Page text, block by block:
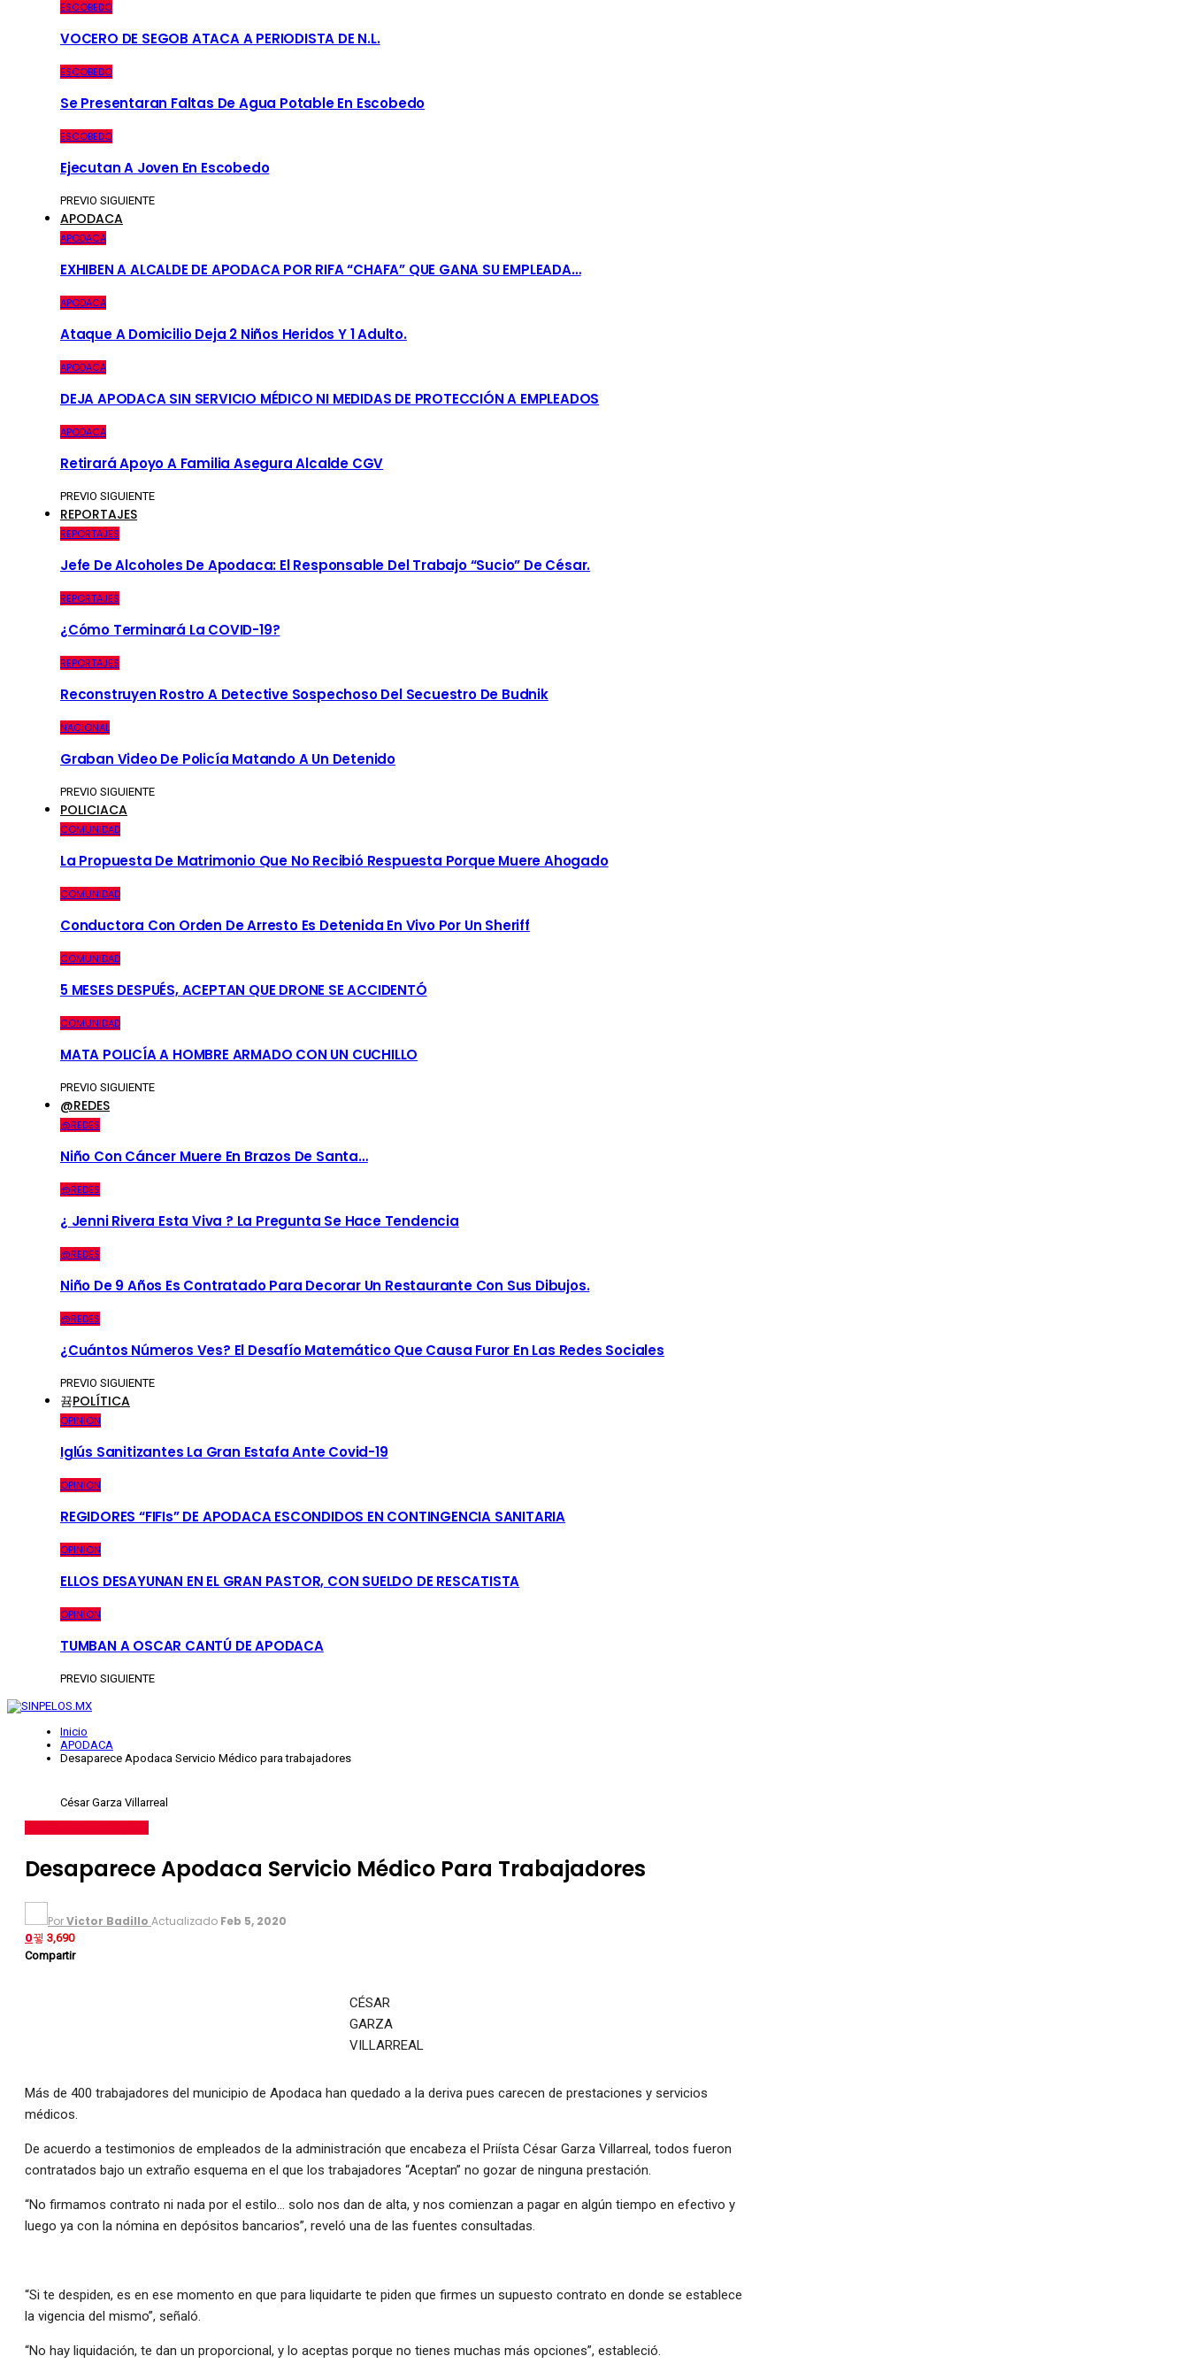
ESCOBEDO
VOCERO DE SEGOB ATACA A PERIODISTA DE N.L.
ESCOBEDO
Se Presentaran Faltas De Agua Potable En Escobedo
ESCOBEDO
Ejecutan A Joven En Escobedo
PREVIO SIGUIENTE
APODACA
APODACA
EXHIBEN A ALCALDE DE APODACA POR RIFA “CHAFA” QUE GANA SU EMPLEADA…
APODACA
Ataque A Domicilio Deja 2 Niños Heridos Y 1 Adulto.
APODACA
DEJA APODACA SIN SERVICIO MÉDICO NI MEDIDAS DE PROTECCIÓN A EMPLEADOS
APODACA
Retirará Apoyo A Familia Asegura Alcalde CGV
PREVIO SIGUIENTE
REPORTAJES
REPORTAJES
Jefe De Alcoholes De Apodaca: El Responsable Del Trabajo “sucio” De César.
REPORTAJES
¿Cómo Terminará La COVID-19?
REPORTAJES
Reconstruyen Rostro A Detective Sospechoso Del Secuestro De Budnik
NACIONAL
Graban Video De Policía Matando A Un Detenido
PREVIO SIGUIENTE
POLICIACA
COMUNIDAD
La Propuesta De Matrimonio Que No Recibió Respuesta Porque Muere Ahogado
COMUNIDAD
Conductora Con Orden De Arresto Es Detenida En Vivo Por Un Sheriff
COMUNIDAD
5 MESES DESPUÉS, ACEPTAN QUE DRONE SE ACCIDENTÓ
COMUNIDAD
MATA POLICÍA A HOMBRE ARMADO CON UN CUCHILLO
PREVIO SIGUIENTE
@REDES
@REDES
Niño Con Cáncer Muere En Brazos De Santa…
@REDES
¿ Jenni Rivera Esta Viva ? La Pregunta Se Hace Tendencia
@REDES
Niño De 9 Años Es Contratado Para Decorar Un Restaurante Con Sus Dibujos.
@REDES
¿Cuántos Números Ves? El Desafío Matemático Que Causa Furor En Las Redes Sociales
PREVIO SIGUIENTE
POLÍTICA
OPINION
Iglús Sanitizantes La Gran Estafa Ante Covid-19
OPINION
REGIDORES “FIFIs” DE APODACA ESCONDIDOS EN CONTINGENCIA SANITARIA
OPINION
ELLOS DESAYUNAN EN EL GRAN PASTOR, CON SUELDO DE RESCATISTA
OPINION
TUMBAN A OSCAR CANTÚ DE APODACA
PREVIO SIGUIENTE
Inicio
APODACA
Desaparece Apodaca Servicio Médico para trabajadores
César Garza Villarreal
Desaparece Apodaca Servicio Médico Para Trabajadores
PorVictor Badillo Actualizado Feb 5, 2020
0
3,690
Compartir
CÉSAR
GARZA
VILLARREAL
Más de 400 trabajadores del municipio de Apodaca han quedado a la deriva pues carecen de prestaciones y servicios
médicos.
De acuerdo a testimonios de empleados de la administración que encabeza el Priísta César Garza Villarreal, todos fueron
contratados bajo un extraño esquema en el que los trabajadores “Aceptan” no gozar de ninguna prestación.
“No firmamos contrato ni nada por el estilo… solo nos dan de alta, y nos comienzan a pagar en algún tiempo en efectivo y
luego ya con la nómina en depósitos bancarios”, reveló una de las fuentes consultadas.
“Si te despiden, es en ese momento en que para liquidarte te piden que firmes un supuesto contrato en donde se establece
la vigencia del mismo”, señaló.
“No hay liquidación, te dan un proporcional, y lo aceptas porque no tienes muchas más opciones”, estableció.